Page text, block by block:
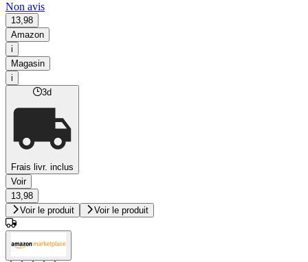
Non avis
13,98
Amazon
i
Magasin
i
3d
Frais livr. inclus
Voir
13,98
Voir le produit
Voir le produit